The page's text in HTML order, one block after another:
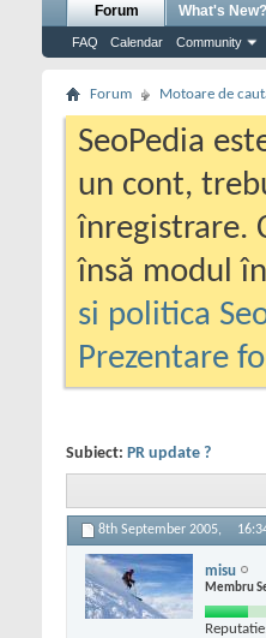
Forum
FAQ Calendar Community
What's New?
Forum Motoare de
SeoPedia
un cont,
înregistrare.
însă modul
si politica
Prezentare
Subiect: PR update ?
8th September 2005,
misu
Membru